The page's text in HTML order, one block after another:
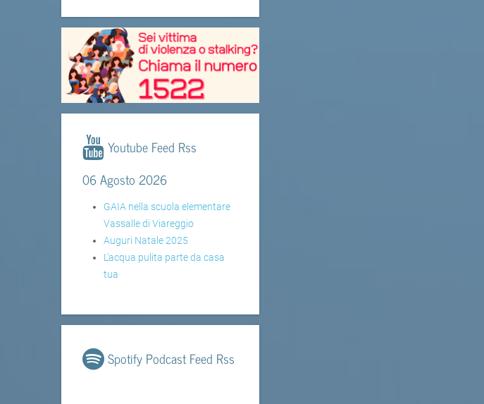
Youtube Feed Rss
06 Agosto 2026
GAIA nella scuola elementare
Vassalle di Viareggio
Auguri Natale 2025
L'acqua pulita parte da casa
tua
Spotify Podcast Feed Rss